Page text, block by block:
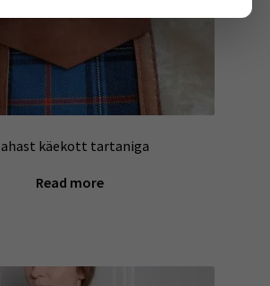
käekott tartaniga
Read more